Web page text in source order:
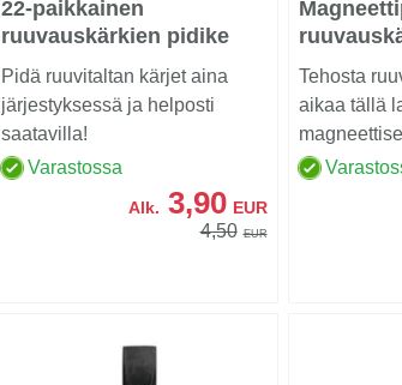
22-paikkainen
ruuvauskärkien pidike
karabiinikoukulla
Pidä ruuvitaltan kärjet aina
järjestyksessä ja helposti
saatavilla!
Varastossa
Alk. 3,90 EUR
4,50 EUR
Tehosta
aikaa tällä